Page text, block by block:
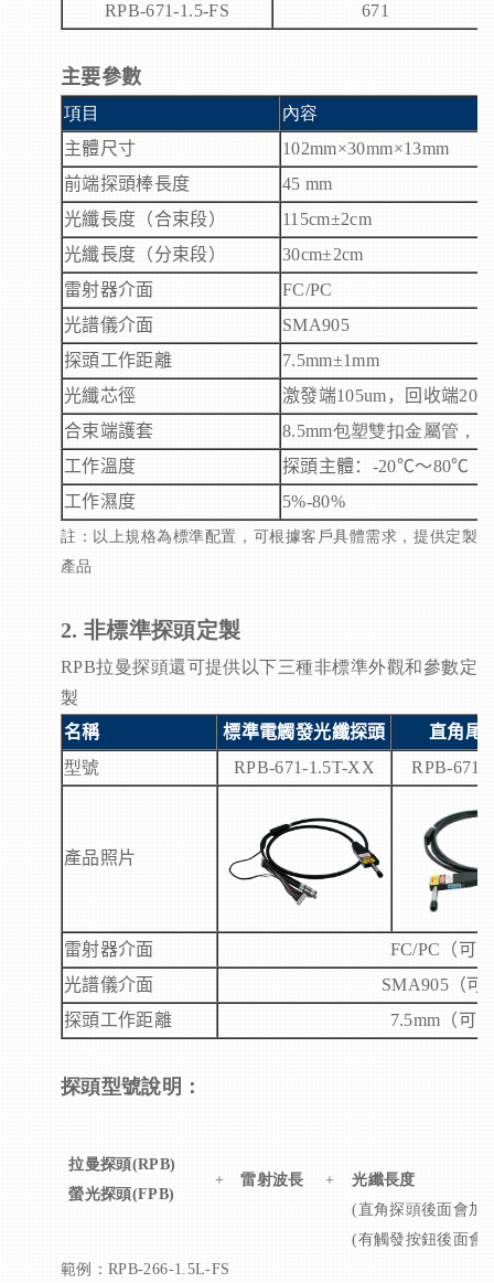
RPB-671-1.5-FS
671
主要參數
項目
內容
主體尺寸
102mm×30mm×13mm
前端探頭棒長度
45 mm
光纖長度（合束段）
115cm±2cm
光纖長度（分束段）
30cm±2cm
雷射器介面
FC/PC
光譜儀介面
SMA905
探頭工作距離
7.5mm±1mm
光纖芯徑
激發端105um，回收端
合束端護套
8.5mm包塑雙扣金屬管，
工作溫度
探頭主體： -20℃～80℃
工作濕度
5%-80%
註：以上規格為標準配置，可根據客戶具體需求，提供定製
產品
2. 非標準探頭定製
RPB拉曼探頭還可提供以下三種非標準外觀和參數定
製
名稱
標準電觸發光纖探頭
直角尾
型號
RPB-671-1.5T-XX RPB-
產品照片
雷射器介面 FC/PC （可
光譜儀介面
SMA905 （
探頭工作距離
7.5mm （可
探頭型號說明：
拉曼探頭(RPB)
螢光探頭(FPB)
+ 雷射波長 +
光纖長度
(直角探頭後面會加
(有觸發按鈕後面會
範例：RPB-266-1.5L-FS